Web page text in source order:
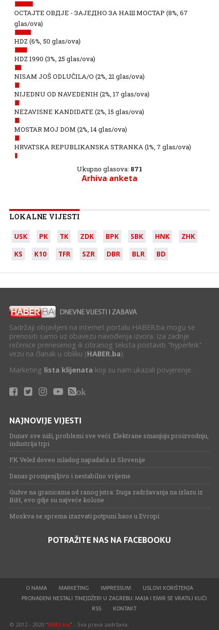
ОСТАЈТЕ ОВДЈЕ - ЗАЈЕДНО ЗА НАШ МОСТАР (8%, 67
glas/ova)
HDZ (6%, 50 glas/ova)
HDZ 1990 (3%, 25 glas/ova)
NISAM JOŠ ODLUČILA/O (2%, 21 glas/ova)
NIJEDNU OD NAVEDENIH (2%, 17 glas/ova)
NEZAVISNE KANDIDATE (2%, 15 glas/ova)
MOSTAR MOJ DOM (2%, 14 glas/ova)
HRVATSKA REPUBLIKANSKA STRANKA(1%, 7 glas/ova)
Ukupno glasova: 871
Arhiva anketa
LOKALNE VIJESTI
USK PK TK ZDK BPK SBK HNK
ZHK
KS
K10 TFR SZR DBR BLR BD
Sadržaji objavljeni na internet portalu HABER.ba mogu se
prenositi samo uz obavezu navođenja izvora. Iza zadnje
rečenice prenesenog ili citiranog teksta postaviti "hyperlink"
vezu na članak u obliku (HABER.ba).
Marketing lista klijenata koji su nam ukazali povjerenje.
ok
NAJNOVIJE VIJESTI
Dunav sve niži, problemi sve veći: Elektrane smanjuju proizvodnju,
industrija trpi
FK Velež doveo mladog napadača iz Slovenije
Danas promjenjljivo i nestabilno vrijeme
Gužve na granicama od ranog jutra: Duga zadržavanja na izlazu iz
BiH, evo gdje su najveće kolone
Moskva se sprema izazvati potpuni haos u Evropi
POTRAŽITE NAS NA FACEBOOKU
O NAMA MARKETING IMPRESSUM
USLOVI KORIŠTENJA
PRONAĐENI NESTALI TINEJDŽERI U ZAGREBU: MAJA I EMIR SE VRATILI KUĆI
RSS
KONTAKT
© 2012 - 2020 "NMS.ba" - Sva prava zadržana.